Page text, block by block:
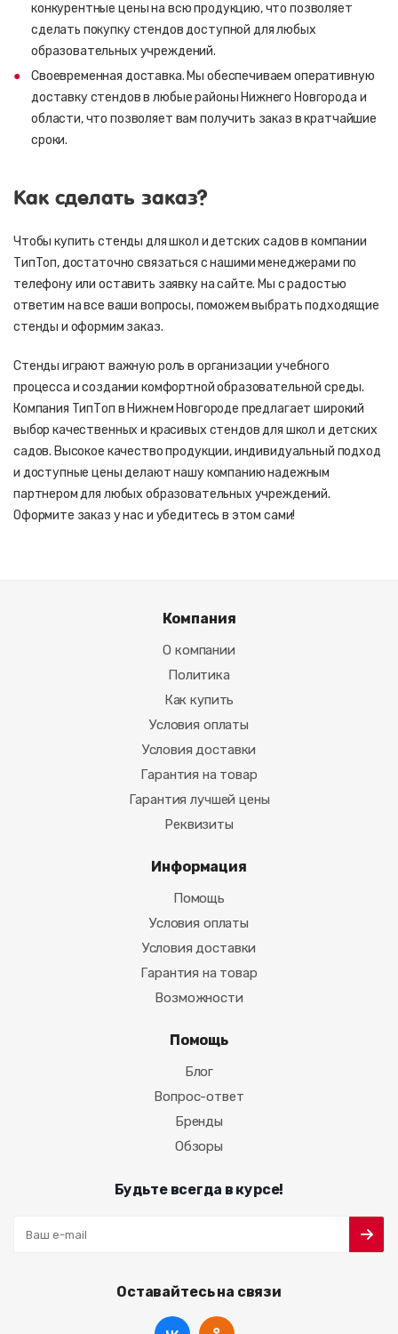
конкурентные цены на всю продукцию, что позволяет
сделать покупку стендов доступной для любых
образовательных учреждений.
Своевременная доставка. Мы обеспечиваем оперативную
доставку стендов в любые районы Нижнего Новгорода и
области, что позволяет вам получить заказ в кратчайшие
сроки.
Как сделать заказ?
Чтобы купить стенды для школ и детских садов в компании
ТипТоп, достаточно связаться с нашими менеджерами по
телефону или оставить заявку на сайте. Мы с радостью
ответим на все ваши вопросы, поможем выбрать подходящие
стенды и оформим заказ.
Стенды играют важную роль в организации учебного
процесса и создании комфортной образовательной среды.
Компания ТипТоп в Нижнем Новгороде предлагает широкий
выбор качественных и красивых стендов для школ и детских
садов. Высокое качество продукции, индивидуальный подход
и доступные цены делают нашу компанию надежным
партнером для любых образовательных учреждений.
Оформите заказ у нас и убедитесь в этом сами!
Компания
О компании
Политика
Как купить
Условия оплаты
Условия доставки
Гарантия на товар
Гарантия лучшей цены
Реквизиты
Информация
Помощь
Условия оплаты
Условия доставки
Гарантия на товар
Возможности
Помощь
Блог
Вопрос-ответ
Бренды
Обзоры
Будьте всегда в курсе!
Оставайтесь на связи